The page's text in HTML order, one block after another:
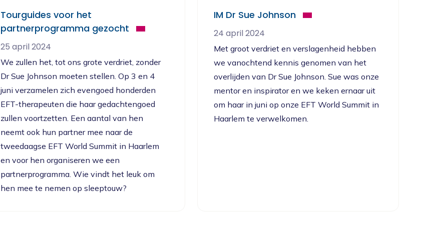
Tourguides voor het
partnerprogramma gezocht
25 april 2024
We zullen het, tot ons grote verdriet, zonder
Dr Sue Johnson moeten stellen. Op 3 en 4
juni verzamelen zich evengoed honderden
EFT-therapeuten die haar gedachtengoed
zullen voortzetten. Een aantal van hen
neemt ook hun partner mee naar de
tweedaagse EFT World Summit in Haarlem
en voor hen organiseren we een
partnerprogramma. Wie vindt het leuk om
hen mee te nemen op sleeptouw?
IM Dr Sue Johnson
24 april 2024
Met groot verdriet en verslagenheid hebben
we vanochtend kennis genomen van het
overlijden van Dr Sue Johnson. Sue was onze
mentor en inspirator en we keken ernaar uit
om haar in juni op onze EFT World Summit in
Haarlem te verwelkomen.